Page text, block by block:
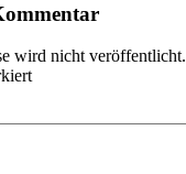
wird nicht veröffentlicht.